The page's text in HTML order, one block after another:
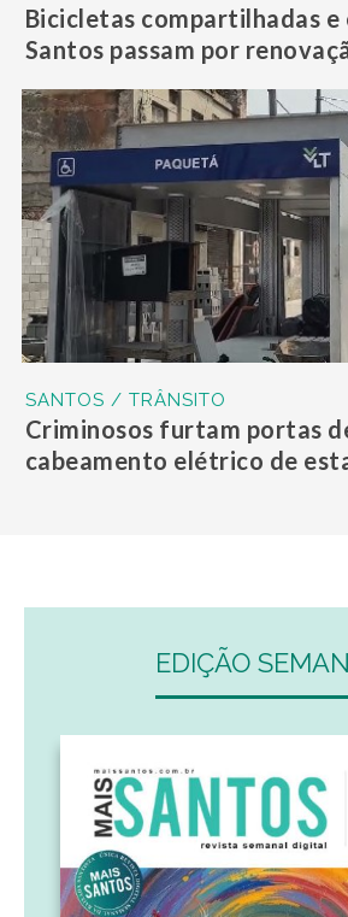
Bicicletas compartilhadas e
Santos passam por
SANTOS / TRÂNSITO
Criminosos furtam portas
cabeamento elétrico de
EDIÇÃO